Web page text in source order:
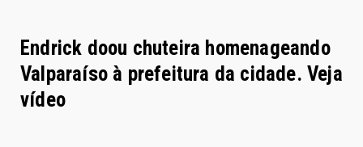
Endrick doou chuteira homenageando
Valparaíso à prefeitura da cidade. Veja
vídeo